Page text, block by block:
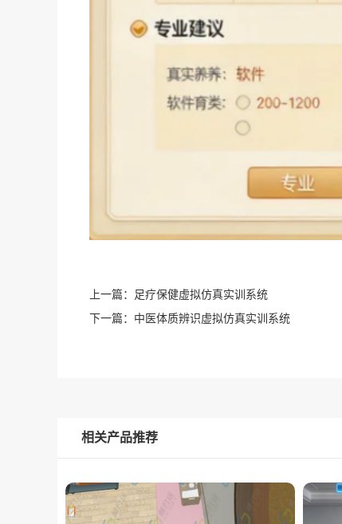
上一篇：
足疗保健虚拟仿真实训系统
下一篇： 中医体质辨识虚拟仿真实训系统
相关产品推荐